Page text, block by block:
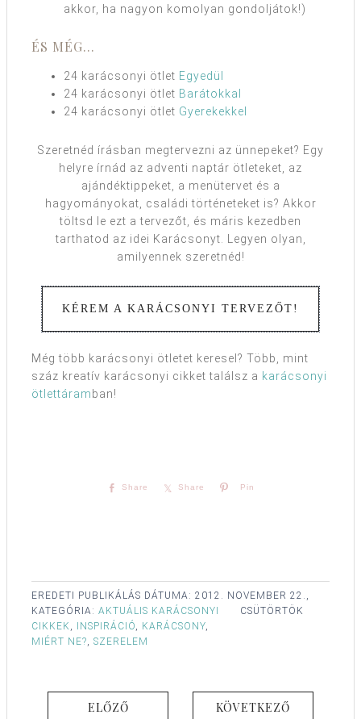
akkor, ha nagyon komolyan gondoljátok!)
ÉS MÉG…
24 karácsonyi ötlet Egyedül
24 karácsonyi ötlet Barátokkal
24 karácsonyi ötlet Gyerekekkel
Szeretnéd írásban megtervezni az ünnepeket? Egy
helyre írnád az adventi naptár ötleteket, az
ajándéktippeket, a menütervet és a
hagyományokat, családi történeteket is? Akkor
töltsd le ezt a tervezőt, és máris kezedben
tarthatod az idei Karácsonyt. Legyen olyan,
amilyennek szeretnéd!
KÉREM A KARÁCSONYI TERVEZŐT!
Még több karácsonyi ötletet keresel? Több, mint
száz kreatív karácsonyi cikket találsz a karácsonyi
ötlettáram ban!
Share Share Pin
EREDETI PUBLIKÁLÁS DÁTUMA: 2012. NOVEMBER 22.,
CSÜTÖRTÖK
KATEGÓRIA: AKTUÁLIS KARÁCSONYI
CIKKEK , INSPIRÁCIÓ, KARÁCSONY,
MIÉRT NE?, SZERELEM
ELŐZŐ KÖVETKEZŐ